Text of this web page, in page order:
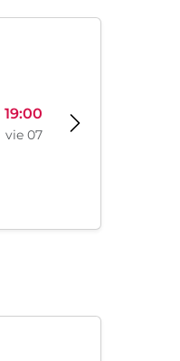
19:00
vie 07